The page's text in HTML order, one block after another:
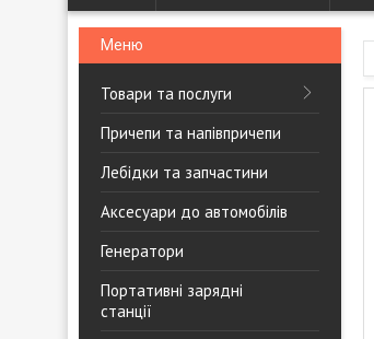
Товари та послуги
Причепи та напівпричепи
Лебідки та запчастини
Аксесуари до автомобілів
Генератори
Портативні зарядні
станції